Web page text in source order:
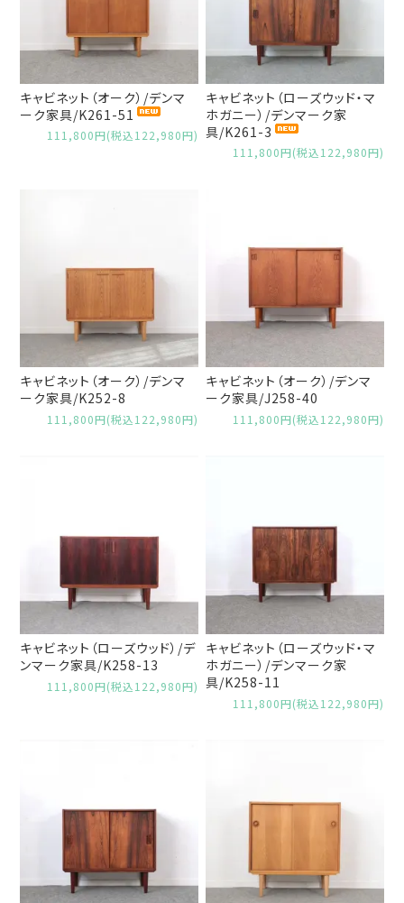
キャビネット（オーク）/デンマ
ーク家具/K261-51
111,800円(税込122,980円)
キャビネット（ローズウッド・マ
ホガニー）/デンマーク家
具/K261-3
111,800円(税込122,980円)
キャビネット（オーク）/デンマ
ーク家具/K252-8
111,800円(税込122,980円)
キャビネット（オーク）/デンマ
ーク家具/J258-40
111,800円(税込122,980円)
キャビネット（ローズウッド）/デ
ンマーク家具/K258-13
111,800円(税込122,980円)
キャビネット（ローズウッド・マ
ホガニー）/デンマーク家
具/K258-11
111,800円(税込122,980円)